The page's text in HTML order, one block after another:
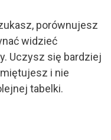
porównujesz
widzieć
Uczysz się bardziej
i nie
tabelki.